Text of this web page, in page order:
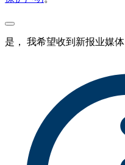
是， 我希望收到新报业媒体